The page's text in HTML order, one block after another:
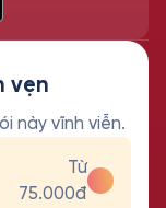
vẹn
này vĩnh viễn.
Từ
75.000đ